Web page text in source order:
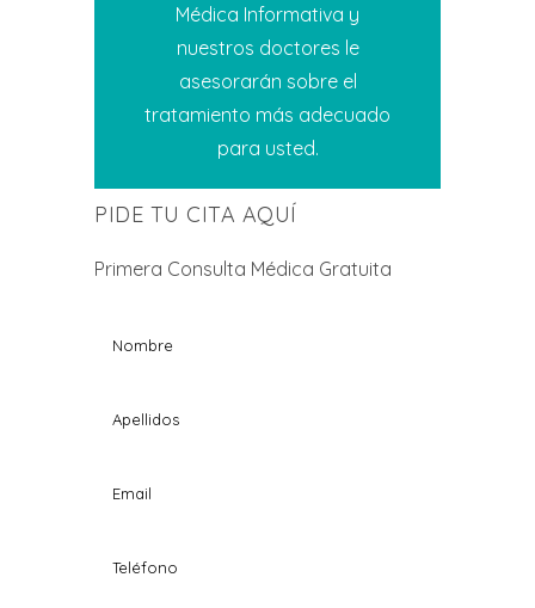
Médica Informativa y
nuestros doctores le
asesorarán sobre el
tratamiento más adecuado
para usted.
PIDE TU CITA AQUÍ
Primera Consulta Médica Gratuita